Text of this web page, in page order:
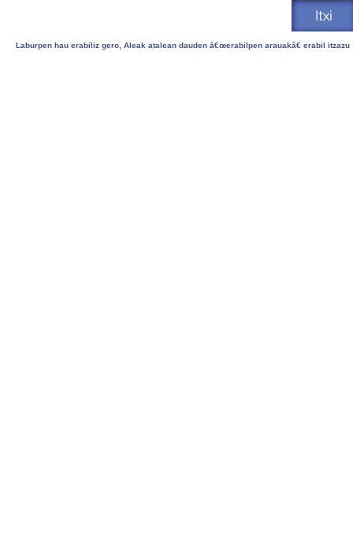
Laburpen hau erabiliz gero, Aleak atalean dauden â€œerabilpen arauakâ€ erabil itzazu